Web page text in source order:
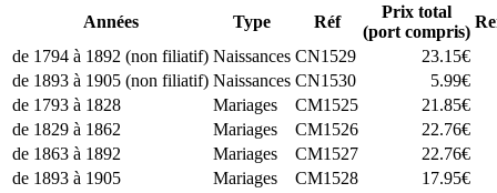
Années Type Réf
Prix total
(port compris)
de 1794 à 1892 (non filiatif) Naissances CN1529
23.15€
de 1893 à 1905 (non filiatif) Naissances CN1530
5.99€
de 1793 à 1828
Mariages CM1525
21.85€
de 1829 à 1862
Mariages CM1526
22.76€
de 1863 à 1892
Mariages CM1527
22.76€
de 1893 à 1905
Mariages CM1528
17.95€